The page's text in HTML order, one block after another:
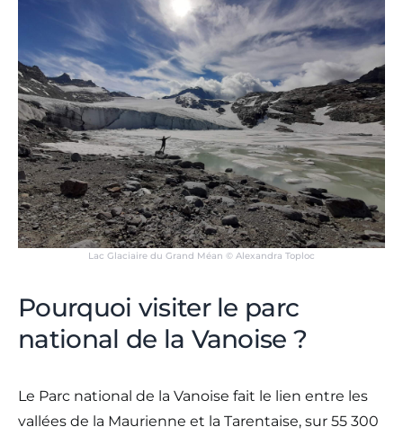
Lac Glaciaire du Grand Méan © Alexandra Toploc
Pourquoi visiter le parc
national de la Vanoise ?
Le Parc national de la Vanoise fait le lien entre les
vallées de la Maurienne et la Tarentaise, sur 55 300